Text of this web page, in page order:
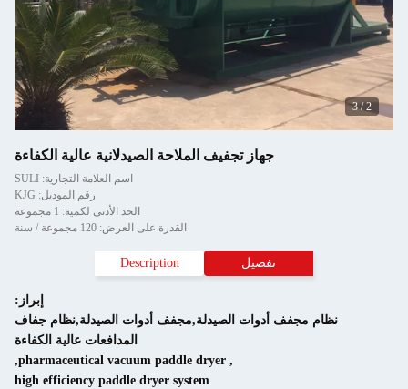
2
/
3
جهاز تجفيف الملاحة الصيدلانية عالية الكفاءة
اسم العلامة التجارية: SULI
رقم الموديل: KJG
الحد الأدنى لكمية: 1 مجموعة
القدرة على العرض: 120 مجموعة / سنة
تفصيل Description
إبراز:
نظام مجفف أدوات الصيدلة,مجفف أدوات الصيدلة,نظام جفاف
المدافعات عالية الكفاءة
pharmaceutical vacuum paddle dryer
,
high efficiency paddle dryer system